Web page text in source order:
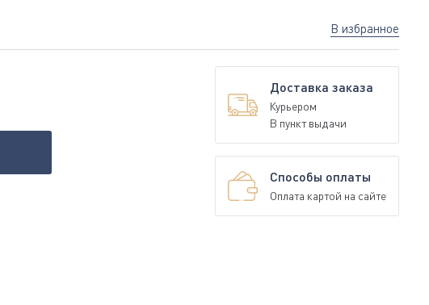
В избранное
Доставка заказа
Курьером
В пункт выдачи
Способы оплаты
Оплата картой на сайте